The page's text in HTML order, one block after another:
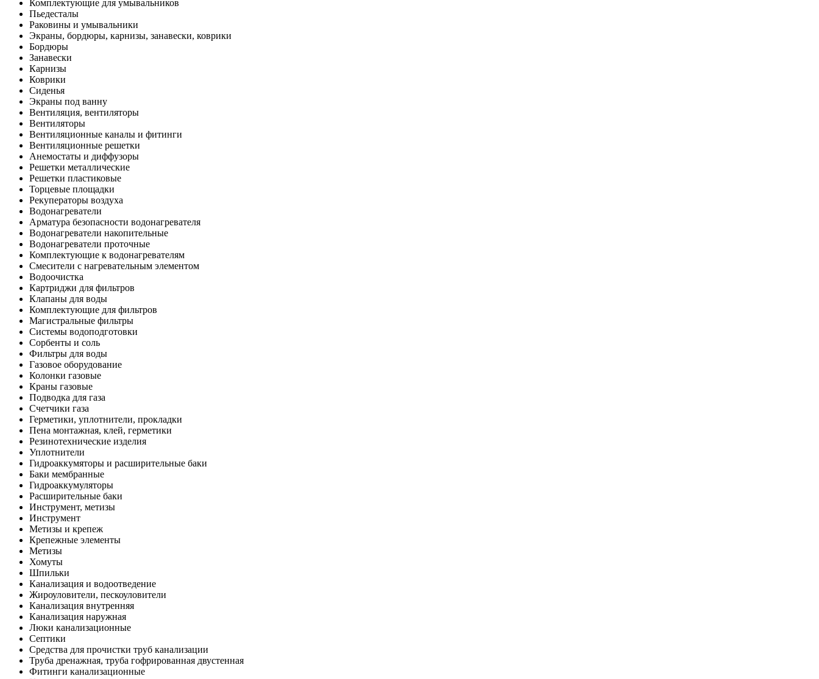
Комплектующие для умывальников
Пьедесталы
Раковины и умывальники
Экраны, бордюры, карнизы, занавески, коврики
Бордюры
Занавески
Карнизы
Коврики
Сиденья
Экраны под ванну
Вентиляция, вентиляторы
Вентиляторы
Вентиляционные каналы и фитинги
Вентиляционные решетки
Анемостаты и диффузоры
Решетки металлические
Решетки пластиковые
Торцевые площадки
Рекуператоры воздуха
Водонагреватели
Арматура безопасности водонагревателя
Водонагреватели накопительные
Водонагреватели проточные
Комплектующие к водонагревателям
Смесители с нагревательным элементом
Водоочистка
Картриджи для фильтров
Клапаны для воды
Комплектующие для фильтров
Магистральные фильтры
Системы водоподготовки
Сорбенты и соль
Фильтры для воды
Газовое оборудование
Колонки газовые
Краны газовые
Подводка для газа
Счетчики газа
Герметики, уплотнители, прокладки
Пена монтажная, клей, герметики
Резинотехнические изделия
Уплотнители
Гидроаккумяторы и расширительные баки
Баки мембранные
Гидроаккумуляторы
Расширительные баки
Инструмент, метизы
Инструмент
Метизы и крепеж
Крепежные элементы
Метизы
Хомуты
Шпильки
Канализация и водоотведение
Жироуловители, пескоуловители
Канализация внутренняя
Канализация наружная
Люки канализационные
Септики
Средства для прочистки труб канализации
Труба дренажная, труба гофрированная двустенная
Фитинги канализационные